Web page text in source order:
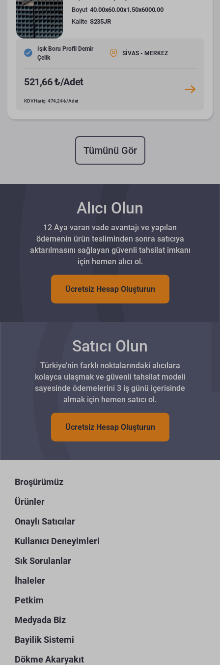
Boyut 40.00x60.00x1.50x6000.00
Kalite S235JR
Işık Boru Profil Demir
Çelik
SİVAS - MERKEZ
521,66 ₺/Adet
KDV Hariç: 474,24 ₺/Adet
Tümünü Gör
Alıcı Olun
12 Aya varan vade avantajı ve yapılan
ödemenin ürün tesliminden sonra satıcıya
aktarılmasını sağlayan güvenli tahsilat imkanı
için hemen alıcı ol.
Ücretsiz Hesap Oluşturun
Satıcı Olun
Türkiye’nin farklı noktalarındaki alıcılara
kolayca ulaşmak ve güvenli tahsilat modeli
sayesinde ödemelerini 3 iş günü içerisinde
almak için hemen satıcı ol.
Ücretsiz Hesap Oluşturun
Broşürümüz
Ürünler
Onaylı Satıcılar
Kullanıcı Deneyimleri
Sık Sorulanlar
İhaleler
Petkim
Medyada Biz
Bayilik Sistemi
Dökme Akaryakıt